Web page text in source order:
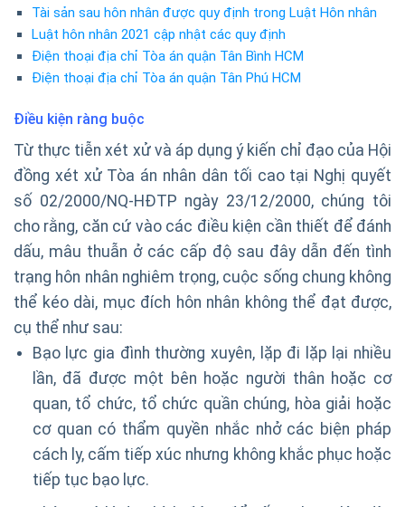
Tài sản sau hôn nhân được quy định trong Luật Hôn nhân
Luật hôn nhân 2021 cập nhật các quy định
Điện thoại địa chỉ Tòa án quận Tân Bình HCM
Điện thoại địa chỉ Tòa án quận Tân Phú HCM
Điều kiện ràng buộc
Từ thực tiễn xét xử và áp dụng ý kiến chỉ đạo của Hội
đồng xét xử Tòa án nhân dân tối cao tại Nghị quyết
số 02/2000/NQ-HĐTP ngày 23/12/2000, chúng tôi
cho rằng, căn cứ vào các điều kiện cần thiết để đánh
dấu, mâu thuẫn ở các cấp độ sau đây dẫn đến tình
trạng hôn nhân nghiêm trọng, cuộc sống chung không
thể kéo dài, mục đích hôn nhân không thể đạt được,
cụ thể như sau:
Bạo lực gia đình thường xuyên, lặp đi lặp lại nhiều
lần, đã được một bên hoặc người thân hoặc cơ
quan, tổ chức, tổ chức quần chúng, hòa giải hoặc
cơ quan có thẩm quyền nhắc nhở các biện pháp
cách ly, cấm tiếp xúc nhưng không khắc phục hoặc
tiếp tục bạo lực.